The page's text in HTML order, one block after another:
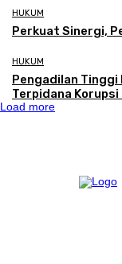
HUKUM
Perkuat Sinergi,
HUKUM
Pengadilan Tinggi
Terpidana
Load more